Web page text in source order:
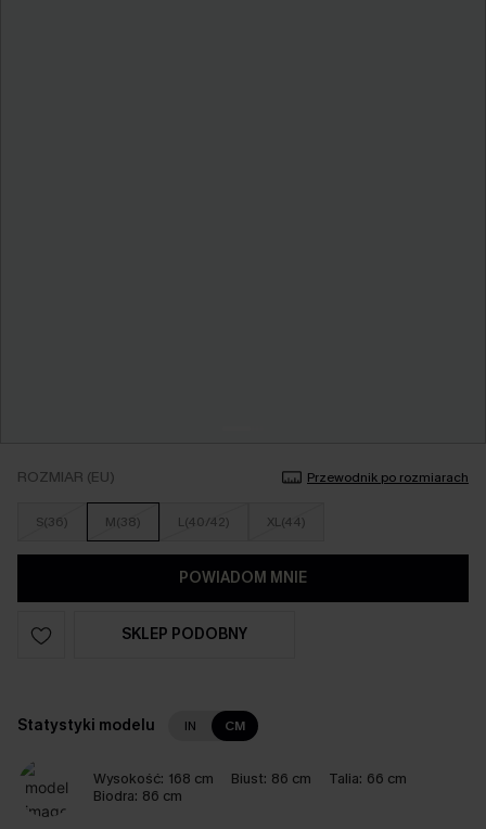
ROZMIAR (EU) Przewodnik po rozmiarach
S(36) M(38) L(40/42) XL(44)
POWIADOM MNIE
SKLEP PODOBNY
Statystyki modelu IN CM
Wysokość: 168 cm Biust: 86 cm Talia: 66 cm
Biodra: 86 cm